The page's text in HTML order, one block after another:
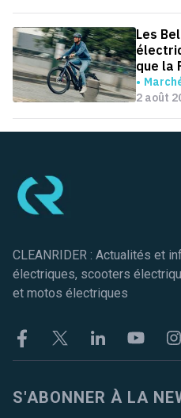
Les
que la
2 août
CLEANRIDER : Actualités et
électriques, scooters
et motos électriques
FacebookTwitter LinkekinYoutube
S'ABONNER À LA